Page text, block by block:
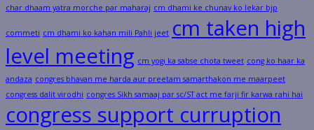
char dhaam yatra morche par maharaj cm dhami ke chunav ko lekar bjp
commeti cm dhami ko kahan mili Pahli jeet cm taken high
level meeting cm yogi ka sabse chota tweet cong ko haar ka
andaza congres bhavan me harda aur preetam samarthakon me maarpeet
congress dalit virodhi congres Sikh samaaj par sc/ST act me farji fir karwa rahi hai
congress support curruption